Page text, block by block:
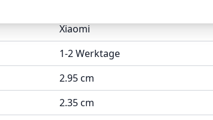
Xiaomi
1-2 Werktage
2.95 cm
2.35 cm